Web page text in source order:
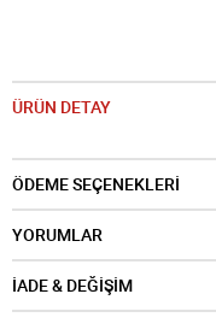
ÜRÜN DETAY
ÖDEME SEÇENEKLERİ
YORUMLAR
İADE & DEĞİŞİM